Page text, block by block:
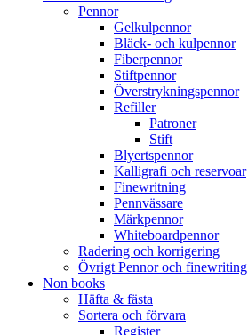
Pennor
Gelkulpennor
Bläck- och kulpennor
Fiberpennor
Stiftpennor
Överstrykningspennor
Refiller
Patroner
Stift
Blyertspennor
Kalligrafi och reservoar
Finewritning
Pennvässare
Märkpennor
Whiteboardpennor
Radering och korrigering
Övrigt Pennor och finewriting
Non books
Häfta & fästa
Sortera och förvara
Register